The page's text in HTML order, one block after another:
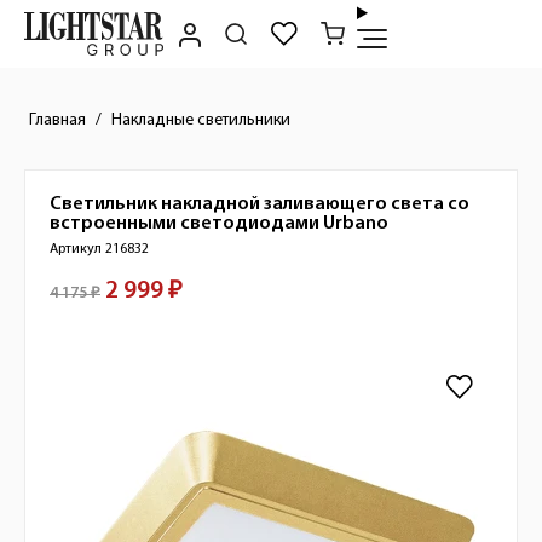
Главная Накладные светильники
Краткое описание товара
Светильник накладной заливающего света со
встроенными светодиодами Urbano
Артикул 216832
Стоимость товара
4 175 ₽ 2 999 ₽